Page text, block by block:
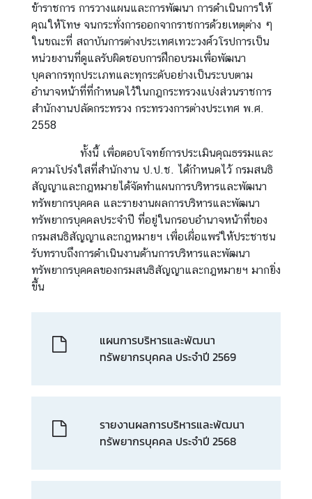
ข้
อ
มู
ล
เ
ข
เ
ด
น
ภ
า
ร
กิ
ข้าราชการ การวางแผนและการพัฒนา การดำเนินการให้
คุณให้โทษ จนกระทั่งการออกจากราชการด้วยเหตุต่าง ๆ
ในขณะที่ สถาบันการต่างประเทศเทวะวงศ์วโรปการเป็น
หน่วยงานที่ดูแลรับผิดชอบการฝึกอบรมเพื่อพัฒนา
บุคลากรทุกประเภทและทุกระดับอย่างเป็นระบบตาม
อำนาจหน้าที่ที่กำหนดไว้ในกฎกระทรวงแบ่งส่วนราชการ
สำนักงานปลัดกระทรวง กระทรวงการต่างประเทศ พ.ศ.
2558
ทั้งนี้ เพื่อตอบโจทย์การประเมินคุณธรรมและ
ความโปร่งใสที่สำนักงาน ป.ป.ช. ได้กำหนดไว้ กรมสนธิ
สัญญาและกฎหมายได้จัดทำแผนการบริหารและพัฒนา
ทรัพยากรบุคคล และรายงานผลการบริหารและพัฒนา
ทรัพยากรบุคคลประจำปี ที่อยู่ในกรอบอำนาจหน้าที่ของ
กรมสนธิสัญญาและกฎหมายฯ เพื่อเผื่อแพร่ให้ประชาชน
รับทราบถึงการดำเนินงานด้านการบริหารและพัฒนา
ทรัพยากรบุคคลของกรมสนธิสัญญาและกฎหมายฯ มากยิ่ง
ขึ้น
แผนการบริหารและพัฒนา
ทรัพยากรบุคคล ประจำปี 2569
รายงานผลการบริหารและพัฒนา
ทรัพยากรบุคคล ประจำปี 2568